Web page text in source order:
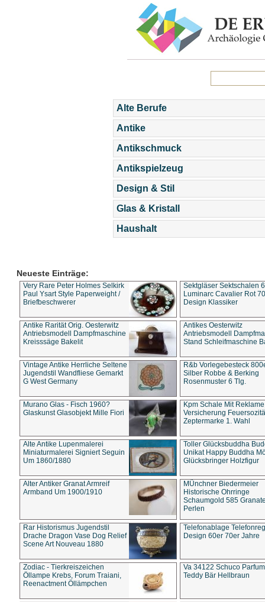
Alte Berufe
Antike
Antikschmuck
Antikspielzeug
Design & Stil
Glas & Kristall
Haushalt
Neueste Einträge:
Very Rare Peter Holmes Selkirk
Paul Ysart Style Paperweight /
Briefbeschwerer
Sektgläser Sektschalen
Luminarc Cavalier Rot
Design Klassiker
Antike Rarität Orig. Oesterwitz
Antriebsmodell Dampfmaschine
Kreisssäge Bakelit
Antikes Oesterwitz
Antriebsmodell
Stand Schleifmaschine
Vintage Antike Herrliche Seltene
Jugendstil Wandfliese Gemarkt
G West Germany
R&b Vorlegebesteck
Silber Robbe & Berking
Rosenmuster 6 Tlg.
Murano Glas - Fisch 1960?
Glaskunst Glasobjekt Mille Fiori
Kpm Schale Mit Reklame
Versicherung
Zeptermarke 1. Wahl
Alte Antike Lupenmalerei
Miniaturmalerei Signiert Seguin
Um 1860/1880
Toller Glücksbuddha
Unikat Happy Buddha
Glücksbringer Holzfigur
Alter Antiker Granat Armreif
Armband Um 1900/1910
MÜnchner Biedermeier
Historische Ohrringe
Schaumgold 585
Perlen
Rar Historismus Jugendstil
Drache Dragon Vase Dog Relief
Scene Art Nouveau 1880
Telefonablage
Design 60er 70er Jahre
Zodiac - Tierkreiszeichen
Öllampe Krebs, Forum Traiani,
Reenactment Öllämpchen
Va 34122 Schuco
Teddy Bär Hellbraun